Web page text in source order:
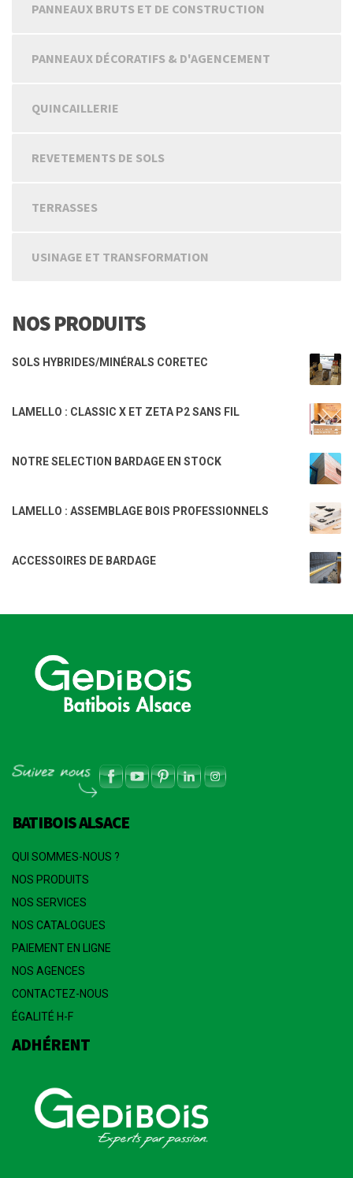
PANNEAUX BRUTS ET DE CONSTRUCTION
PANNEAUX DÉCORATIFS & D'AGENCEMENT
QUINCAILLERIE
REVETEMENTS DE SOLS
TERRASSES
USINAGE ET TRANSFORMATION
NOS PRODUITS
SOLS HYBRIDES/MINÉRALS CORETEC
LAMELLO : CLASSIC X ET ZETA P2 SANS FIL
NOTRE SELECTION BARDAGE EN STOCK
LAMELLO : ASSEMBLAGE BOIS PROFESSIONNELS
ACCESSOIRES DE BARDAGE
BATIBOIS ALSACE
QUI SOMMES-NOUS ?
NOS PRODUITS
NOS SERVICES
NOS CATALOGUES
PAIEMENT EN LIGNE
NOS AGENCES
CONTACTEZ-NOUS
ÉGALITÉ H-F
ADHÉRENT